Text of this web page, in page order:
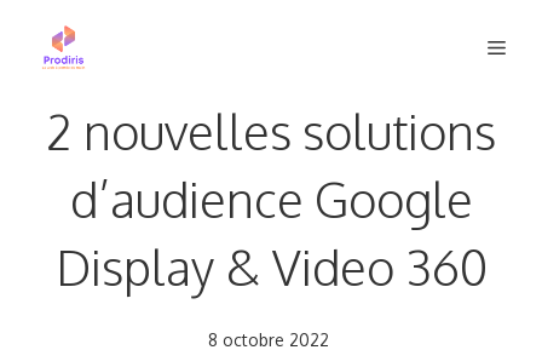
2 nouvelles solutions
d’audience Google
Display & Video 360
8 octobre 2022